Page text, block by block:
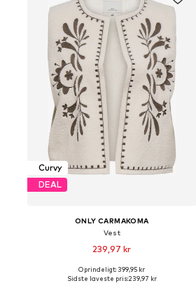
Curvy
DEAL
ONLY CARMAKOMA
Vest
239,97 kr
Oprindeligt: 399,95 kr
Sidste laveste pris:239,97 kr